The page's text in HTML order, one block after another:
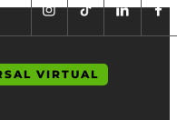
VIRTUAL